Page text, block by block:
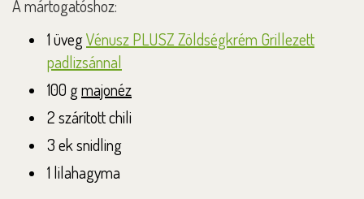
A mártogatóshoz:
1 üvegVénusz PLUSZ Zöldségkrém Grillezett
padlizsánnal
100 gmajonéz
2 szárított chili
3 ek snidling
1 lilahagyma